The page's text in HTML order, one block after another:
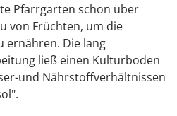
Pfarrgarten schon über
von Früchten, um die
ernähren. Die lang
ließ einen Kulturboden
und Nährstoffverhältnissen